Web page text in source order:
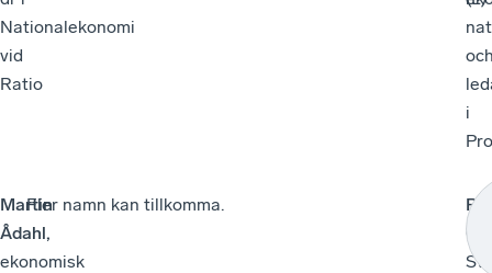
Nationalekonomi
vid
Ratio
i
Martin
Ådahl,
ekonomisk
Fler namn kan tillkomma.